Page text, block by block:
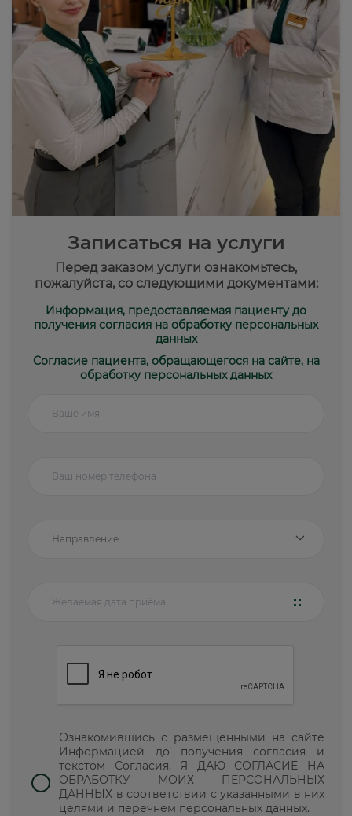
Записаться на услуги
Перед заказом услуги ознакомьтесь,
пожалуйста, со следующими документами:
Информация, предоставляемая пациенту до
получения согласия на обработку персональных
данных
Согласие пациента, обращающегося на сайте, на
обработку персональных данных
Направление
Ознакомившись с размещенными на сайте
Информацией до получения согласия и
текстом Согласия, Я ДАЮ СОГЛАСИЕ НА
ОБРАБОТКУ МОИХ ПЕРСОНАЛЬНЫХ
ДАННЫХ в соответствии с указанными в них
целями и перечнем персональных данных.